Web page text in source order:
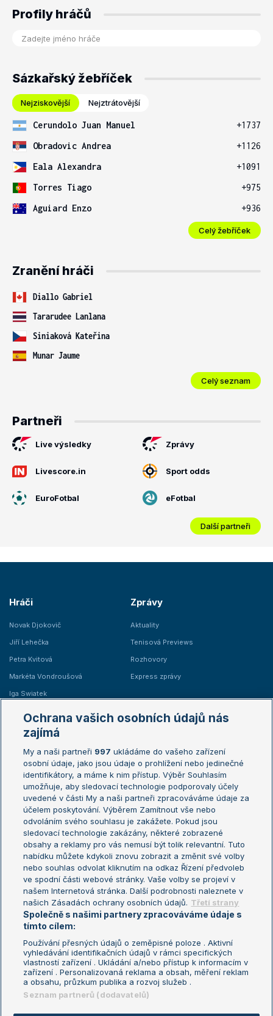
Profily hráčů
Sázkařský žebříček
Nejziskovější Nejztrátovější
Cerundolo Juan Manuel
+1737
Obradovic Andrea
+1126
Eala Alexandra
+1091
Torres Tiago
+975
Aguiard Enzo
+936
Celý žebříček
Zranění hráči
Diallo Gabriel
Tararudee Lanlana
Siniaková Kateřina
Munar Jaume
Celý seznam
Partneři
Live výsledky Zprávy
Livescore.in Sport odds
EuroFotbal eFotbal
Další partneři
Hráči
Novak Djokovič
Jiří Lehečka
Petra Kvitová
Markéta Vondroušová
Iga Swiatek
Zprávy
Aktuality
Tenisová Previews
Rozhovory
Express zprávy
Žebříčky
Žebříček ATP (muži)
Žebříček WTA (ženy)
Sázkařský žebříček
Australian Open
French Open
Wimbledon
US Open
Turnaj mistrů
Turnaj mistryň
Aktualní trendy
Fotbalové přestupy
Livesport Daily
LS Prague Open
Podmínky užití
Nastavení soukromí
GDPR a žurnalistika
Reklama
Kontakt
Informace o zpracování osobních
údajů
Ochrana vašich osobních údajů nás
zajímá
My a naši partneři 997 ukládáme do vašeho zařízení
osobní údaje, jako jsou údaje o prohlížení nebo jedinečné
identifikátory, a máme k nim přístup. Výběr Souhlasím
umožňuje, aby sledovací technologie podporovaly účely
uvedené v části My a naši partneři zpracováváme údaje za
účelem poskytování. Výběrem Zamítnout vše nebo
odvoláním svého souhlasu je zakážete. Pokud jsou
sledovací technologie zakázány, některé zobrazené
obsahy a reklamy pro vás nemusí být tolik relevantní. Tuto
nabídku můžete kdykoli znovu zobrazit a změnit své volby
nebo souhlas odvolat kliknutím na odkaz Řízení předvoleb
ve spodní části webové stránky. Vaše volby se projeví v
našem Internetová stránka. Další podrobnosti naleznete v
našich Zásadách ochrany osobních údajů. Třetí strany
Společně s našimi partnery zpracováváme údaje s
tímto cílem:
Používání přesných údajů o zeměpisné poloze . Aktivní
vyhledávání identifikačních údajů v rámci specifických
vlastností zařízení . Ukládání a/nebo přístup k informacím v
zařízení . Personalizovaná reklama a obsah, měření reklam
a obsahu, průzkum publika a rozvoj služeb .
Seznam partnerů (dodavatelů)